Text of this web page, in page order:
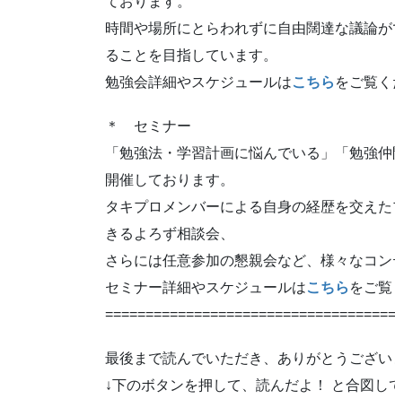
時間や場所にとらわれずに自由闊達な議論
ることを目指しています。
勉強会詳細やスケジュールはこちら をご覧く
＊ セミナー
「勉強法・学習計画に悩んでいる」「勉強
開催しております。
タキプロメンバーによる自身の経歴を交え
きるよろず相談会、
さらには任意参加の懇親会など、様々なコ
セミナー詳細やスケジュールはこちら をご覧
最後まで読んでいただき、ありがとうござい
↓下のボタンを押して、読んだよ！ と合図し